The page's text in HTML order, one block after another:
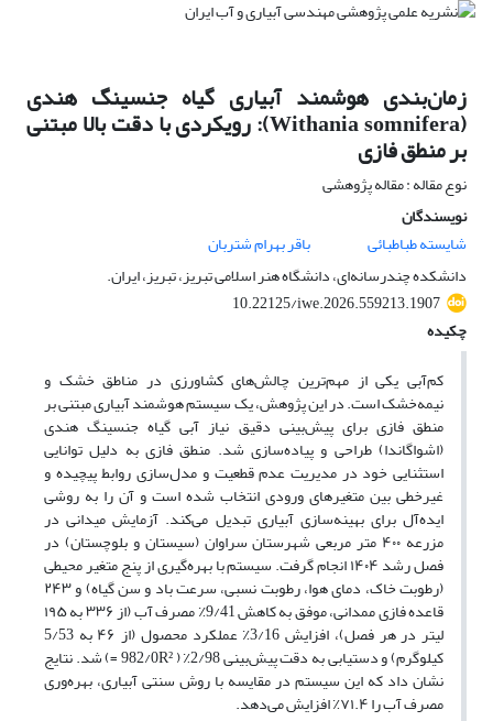
زمان‌بندی هوشمند آبیاری گیاه جنسینگ هندی
(Withania somnifera): رویکردی با دقت بالا مبتنی
بر منطق فازی
نوع مقاله : مقاله پژوهشی
نویسندگان
شایسته طباطبائی
باقر بهرام شتربان
دانشکده چندرسانه‌ای، دانشگاه هنر اسلامی تبریز، تبریز، ایران.
10.22125/iwe.2026.559213.1907
چکیده
کم‌آبی یکی از مهم‌ترین چالش‌های کشاورزی در مناطق خشک و
نیمه‌خشک است. در این پژوهش، یک سیستم هوشمند آبیاری مبتنی بر
منطق فازی برای پیش‌بینی دقیق نیاز آبی گیاه جنسینگ هندی
(اشواگاندا) طراحی و پیاده‌سازی شد. منطق فازی به دلیل توانایی
استثنایی خود در مدیریت عدم قطعیت و مدل‌سازی روابط پیچیده و
غیرخطی بین متغیرهای ورودی انتخاب شده است و آن را به روشی
ایده‌آل برای بهینه‌سازی آبیاری تبدیل می‌کند. آزمایش میدانی در
مزرعه ۴۰۰ متر مربعی شهرستان سراوان (سیستان و بلوچستان) در
فصل رشد ۱۴۰۴ انجام گرفت. سیستم با بهره‌گیری از پنج متغیر محیطی
(رطوبت خاک، دمای هوا، رطوبت نسبی، سرعت باد و سن گیاه) و ۲۴۳
قاعده فازی ممدانی، موفق به کاهش 9/41٪ مصرف آب (از ۳۳۶ به ۱۹۵
لیتر در هر فصل)، افزایش 3/16٪ عملکرد محصول (از ۴۶ به 5/53
کیلوگرم) و دستیابی به دقت پیش‌بینی 2/98٪ ( 982/0R² =) شد. نتایج
نشان داد که این سیستم در مقایسه با روش سنتی آبیاری، بهره‌وری
مصرف آب را ۷۱.۴٪ افزایش می‌دهد.